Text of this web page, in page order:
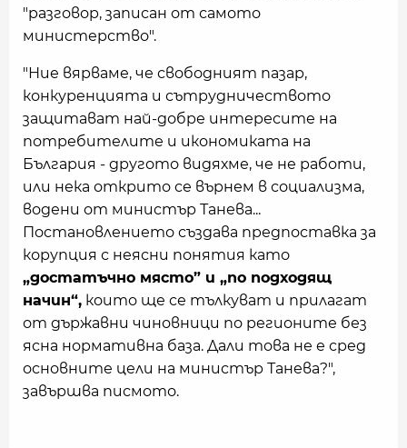
"разговор, записан от самото
министерство".
"Ние вярваме, че свободният пазар,
конкуренцията и сътрудничеството
защитават най-добре интересите на
потребителите и икономиката на
България - другото видяхме, че не работи,
или нека открито се върнем в социализма,
водени от министър Танева...
Постановлението създава предпоставка за
корупция с неясни понятия като
„достатъчно място” и „по подходящ
начин“, които ще се тълкуват и прилагат
от държавни чиновници по регионите без
ясна нормативна база. Дали това не е сред
основните цели на министър Танева?",
завършва писмото.